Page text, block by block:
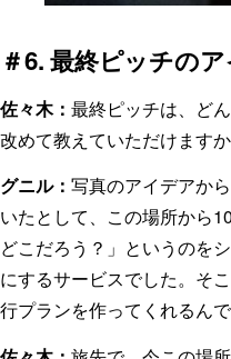
＃6. 最終ピッチの
佐々木： 最終ピッチは、ど
改めて教えていただけます
グニル： 写真のアイデアか
いたとして、この場所から
どこだろう？」というのを
にするサービスでした。そ
行プランを作ってくれるんで